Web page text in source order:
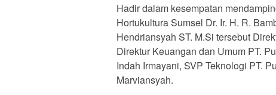
Hadir dalam kesempatan
Hortukultura Sumsel Dr. Ir. H. R.
Hendriansyah ST. M.Si tersebut
Direktur Keuangan dan Umum PT.
Indah Irmayani, SVP Teknologi PT.
Marviansyah.